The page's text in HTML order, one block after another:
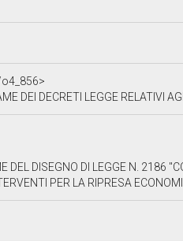
AGLI INTERVENTI ED ALLE PROVVIDENZE PER
DEL DISEGNO DI LEGGE N. 2186
PER LA RIPRESA